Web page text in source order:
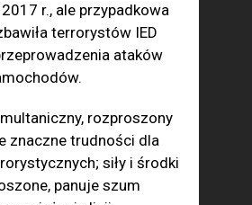
r., ale przypadkowa
terrorystów IED
ataków
rozproszony
znaczne trudności dla
siły i środki
panuje szum